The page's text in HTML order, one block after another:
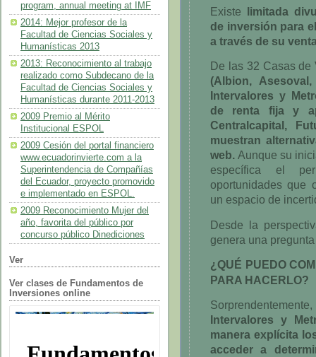
program, annual meeting at IMF
2014: Mejor profesor de la
Facultad de Ciencias Sociales y
Humanísticas 2013
2013: Reconocimiento al trabajo
realizado como Subdecano de la
Facultad de Ciencias Sociales y
Humanísticas durante 2011-2013
2009 Premio al Mérito
Institucional ESPOL
2009 Cesión del portal financiero
www.ecuadorinvierte.com a la
Superintendencia de Compañías
del Ecuador, proyecto promovido
e implementado en ESPOL.
2009 Reconocimiento Mujer del
año, favorita del público por
concurso público Dinediciones
Ver
Ver clases de Fundamentos de
Inversiones online
Existe limitada
de inversión para
a través de su
De las 32 Casas
(Albion,
Intervalores y
de renta fija y
Centralcapital,
muestran
web. Aunque su
específica el
oportunidades que
un espacio de
Desde la
genera una
¿QUÉ PUEDO
PARA HACERLO?
Intervalores y
manera explícita
acceder a